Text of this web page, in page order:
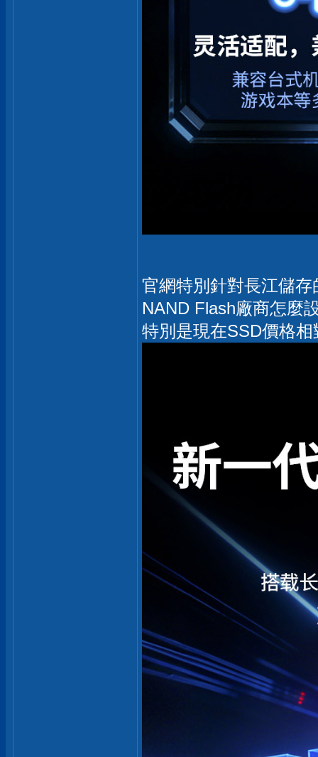
官網特別針對長江儲
NAND Flash廠商怎麼
特別是現在SSD價格